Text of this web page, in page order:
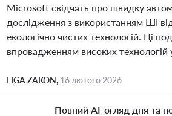
Microsoft свідчать про швидку
дослідження з використанням ШІ
екологічно чистих технологій. Ці
впровадженням високих технологій
LIGA ZAKON, 16 лютого 2026
Повний AI-огляд дня та